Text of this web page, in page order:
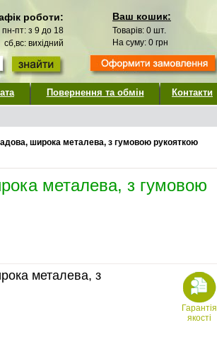
роботи:
пн-пт: з 9 до 18
сб,вс: вихідний
Ваш кошик:
Товарів: 0 шт.
На суму: 0 грн
Повернення та обмін Контакти
широка металева, з гумовою рукояткою
металева, з гумовою
металева, з
Гарантія
якості